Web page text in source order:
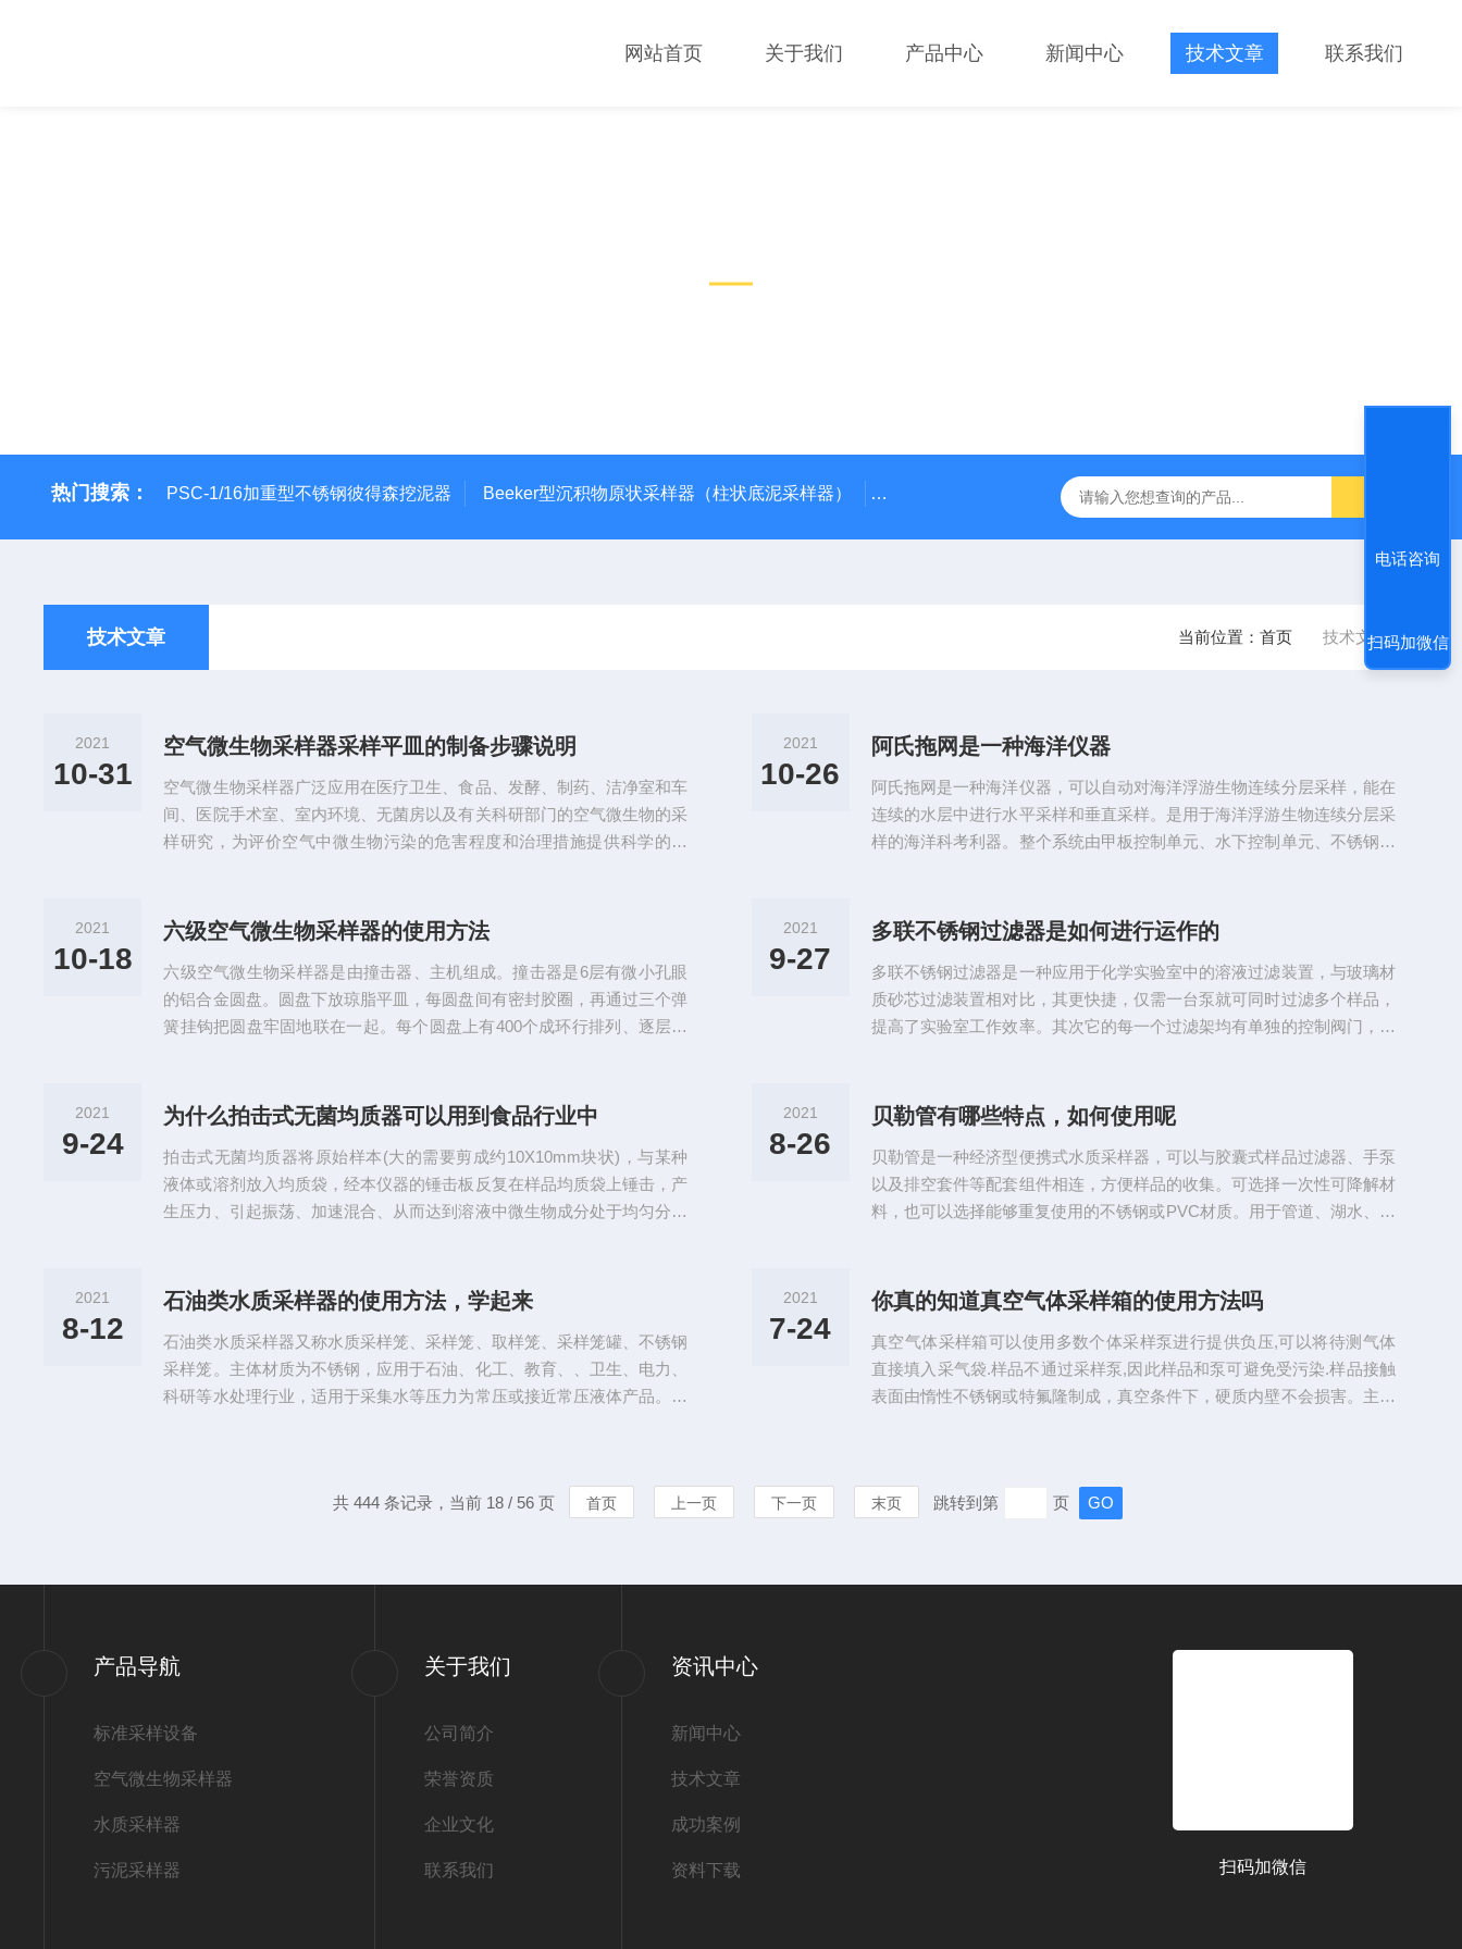
网站首页 关于我们 产品中心 新闻中心 技术文章 联系我们
热门搜索： PSC-1/16加重型不锈钢彼得森挖泥器 Beeker型沉积物原状采样器（柱状底泥采样器） PS-TQS浅水型浮游生物网 PST-DD电动土壤采样器
技术文章 当前位置： 首页 技术文章
2021
10-31
空气微生物采样器采样平皿的制备步骤说明
空气微生物采样器广泛应用在医疗卫生、食品、发酵、制药、洁净室和车
间、医院手术室、室内环境、无菌房以及有关科研部门的空气微生物的采
样研究，为评价空气中微生物污染的危害程度和治理措施提供科学的依
是由六个撞击器组合成一体，每一级实际是一个单级采样器，利用6次反
来，因而它采集到的粒子大小范围自然比...
2021
10-26
阿氏拖网是一种海洋仪器
阿氏拖网是一种海洋仪器，可以自动对海洋浮游生物连续分层采样，能在
连续的水层中进行水平采样和垂直采样。是用于海洋浮游生物连续分层采
样的海洋科考利器。整个系统由甲板控制单元、水下控制单元、不锈钢框
下两边皆可在着底时进行工作。为便于网口充分张开，其口缘由一根细钢
网口处的网目较大（2c...
2021
10-18
六级空气微生物采样器的使用方法
六级空气微生物采样器是由撞击器、主机组成。撞击器是6层有微小孔眼
的铝合金圆盘。圆盘下放琼脂平皿，每圆盘间有密封胶圈，再通过三个弹
簧挂钩把圆盘牢固地联在一起。每个圆盘上有400个成环行排列、逐层减
微生物粒子按空气动力学特征分别撞击在相应的琼脂表面上。使用方法如
击器放在三角架的圆盘上，主机放...
2021
9-27
多联不锈钢过滤器是如何进行运作的
多联不锈钢过滤器是一种应用于化学实验室中的溶液过滤装置，与玻璃材
质砂芯过滤装置相对比，其更快捷，仅需一台泵就可同时过滤多个样品，
提高了实验室工作效率。其次它的每一个过滤架均有单独的控制阀门，因
轴等组成。用过滤介质把容器分隔为上、下腔即构成简单的过滤器。待处
差。通过压差开关监测进出水口压差...
2021
9-24
为什么拍击式无菌均质器可以用到食品行业中
拍击式无菌均质器将原始样本(大的需要剪成约10X10mm块状)，与某种
液体或溶剂放入均质袋，经本仪器的锤击板反复在样品均质袋上锤击，产
生压力、引起振荡、加速混合、从而达到溶液中微生物成分处于均匀分布
开始和完成样品的处理。有效地分离被包含在固体样品内部和表面的微生
品的处理和准备时间，通常3...
2021
8-26
贝勒管有哪些特点，如何使用呢
贝勒管是一种经济型便携式水质采样器，可以与胶囊式样品过滤器、手泵
以及排空套件等配套组件相连，方便样品的收集。可选择一次性可降解材
料，也可以选择能够重复使用的不锈钢或PVC材质。用于管道、湖水、河
明，易于观察水体，每只都配有放水嘴，便于分析取样又不交叉污染，确
整，贝勒管+尼龙绳；2、使用前查...
2021
8-12
石油类水质采样器的使用方法，学起来
石油类水质采样器又称水质采样笼、采样笼、取样笼、采样笼罐、不锈钢
采样笼。主体材质为不锈钢，应用于石油、化工、教育、、卫生、电力、
科研等水处理行业，适用于采集水等压力为常压或接近常压液体产品。无
中部、下部，并且操作方便，玻璃瓶可以随时更换，具体使用方法如下：
2021
7-24
你真的知道真空气体采样箱的使用方法吗
真空气体采样箱可以使用多数个体采样泵进行提供负压,可以将待测气体
直接填入采气袋.样品不通过采样泵,因此样品和泵可避免受污染.样品接触
表面由惰性不锈钢或特氟隆制成，真空条件下，硬质内壁不会损害。主要
气态样品，采样速度快，实现零交叉污染采样，其使用方法如下1、将电
共 444 条记录，当前 18 / 56 页 首页 上一页 下一页 末页 跳转到第 页
产品导航
标准采样设备
空气微生物采样器
水质采样器
污泥采样器
关于我们
公司简介
荣誉资质
企业文化
联系我们
资讯中心
新闻中心
技术文章
成功案例
资料下载 扫码加微信
电话咨询
扫码加微信